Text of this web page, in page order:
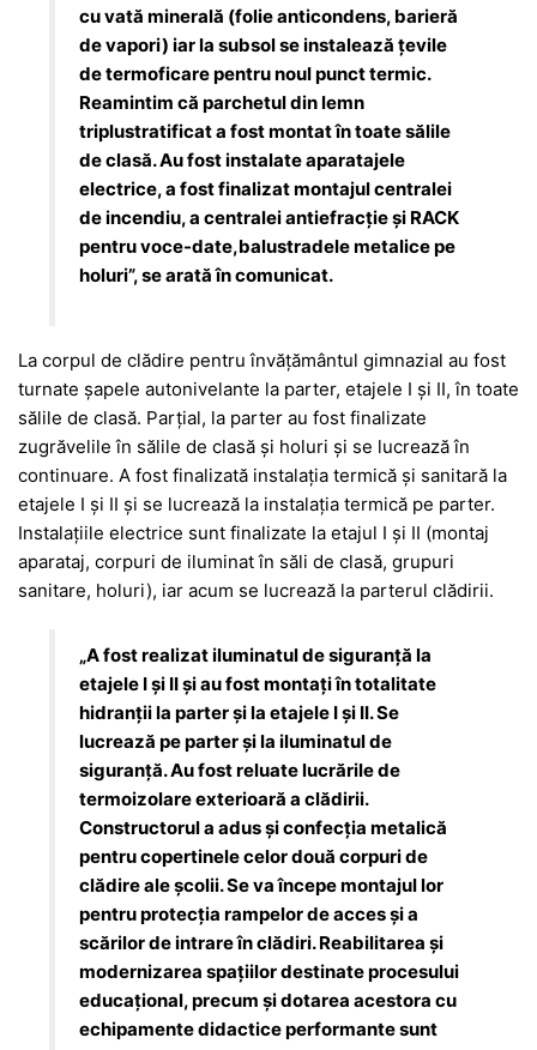
cu vată minerală (folie anticondens, barieră
de vapori) iar la subsol se instalează țevile
de termoficare pentru noul punct termic.
Reamintim că parchetul din lemn
triplustratificat a fost montat în toate sălile
de clasă. Au fost instalate aparatajele
electrice, a fost finalizat montajul centralei
de incendiu, a centralei antiefracție și RACK
pentru voce-date,balustradele metalice pe
holuri”, se arată în comunicat.
La corpul de clădire pentru învățământul gimnazial au fost
turnate șapele autonivelante la parter, etajele I și II, în toate
sălile de clasă. Parțial, la parter au fost finalizate
zugrăvelile în sălile de clasă și holuri și se lucrează în
continuare. A fost finalizată instalația termică și sanitară la
etajele I și II și se lucrează la instalația termică pe parter.
Instalațiile electrice sunt finalizate la etajul I și II (montaj
aparataj, corpuri de iluminat în săli de clasă, grupuri
sanitare, holuri), iar acum se lucrează la parterul clădirii.
„A fost realizat iluminatul de siguranță la
etajele I și II și au fost montați în totalitate
hidranții la parter și la etajele I și II. Se
lucrează pe parter și la iluminatul de
siguranță. Au fost reluate lucrările de
termoizolare exterioară a clădirii.
Constructorul a adus și confecția metalică
pentru copertinele celor două corpuri de
clădire ale școlii. Se va începe montajul lor
pentru protecția rampelor de acces și a
scărilor de intrare în clădiri. Reabilitarea şi
modernizarea spaţiilor destinate procesului
educaţional, precum şi dotarea acestora cu
echipamente didactice performante sunt